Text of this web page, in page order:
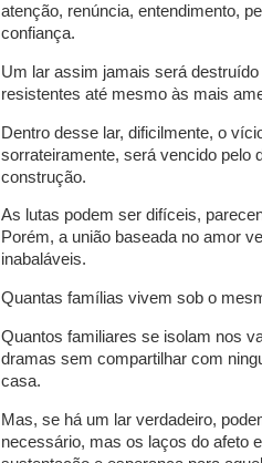
atenção, renúncia, entendimento,
confiança.
Um lar assim jamais será
resistentes até mesmo às mais
Dentro desse lar, dificilmente, o
sorrateiramente, será vencido pelo
construção.
As lutas podem ser difíceis,
Porém, a união baseada no amor
inabaláveis.
Quantas famílias vivem sob o
Quantos familiares se isolam nos
dramas sem compartilhar com
casa.
Mas, se há um lar verdadeiro,
necessário, mas os laços do afeto